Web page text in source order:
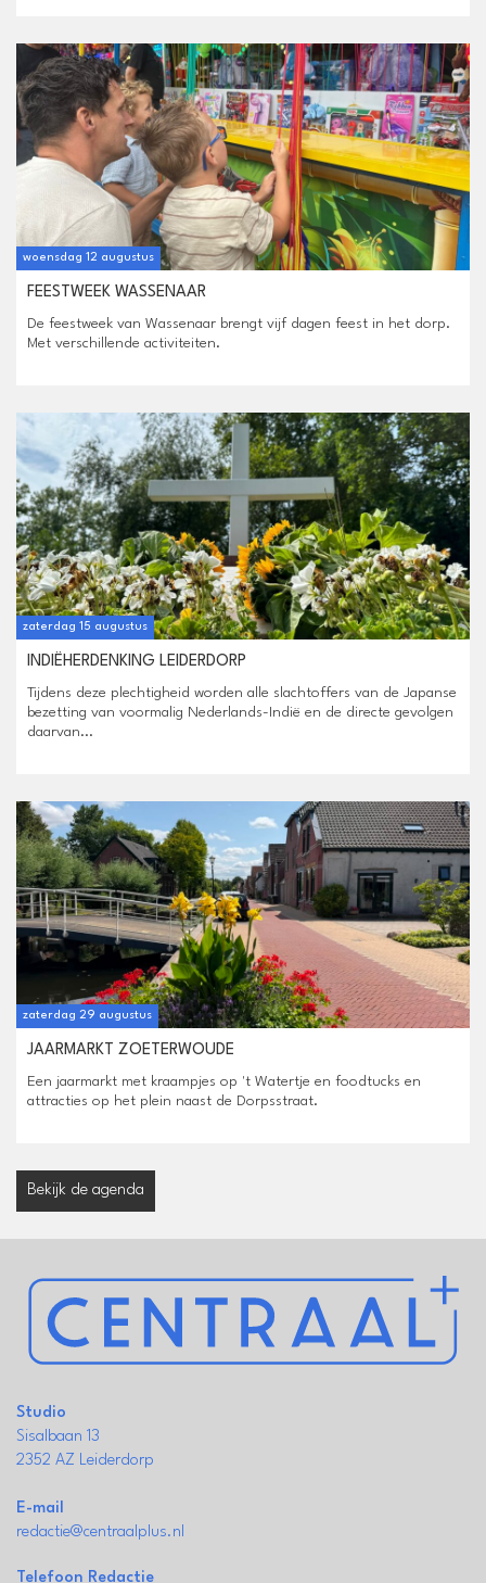
woensdag 12 augustus
FEESTWEEK WASSENAAR
De feestweek van Wassenaar brengt vijf dagen feest in het dorp.
Met verschillende activiteiten.
zaterdag 15 augustus
INDIËHERDENKING LEIDERDORP
Tijdens deze plechtigheid worden alle slachtoffers van de Japanse
bezetting van voormalig Nederlands-Indië en de directe gevolgen
daarvan...
zaterdag 29 augustus
JAARMARKT ZOETERWOUDE
Een jaarmarkt met kraampjes op 't Watertje en foodtucks en
attracties op het plein naast de Dorpsstraat.
Bekijk de agenda
Studio
Sisalbaan 13
2352 AZ Leiderdorp
E-mail
redactie@centraalplus.nl
Telefoon Redactie